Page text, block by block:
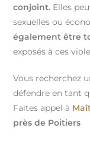
conjoint. Elles
sexuelles ou
également être
exposés à ces
Vous recherchez
défendre en tant
Faites appel à
près de Poitiers